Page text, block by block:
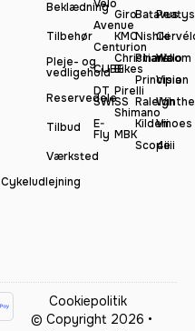
Beklædning
Tilbehør
Pleje- og
vedligehold
Reservedele
Tilbud
Værksted
Cykeludlejning
Velo
Avenue
Centurion
CUBE
DT
SWISS
E-
Fly
Giro
KMC
Christiania
Bikes
Pirelli
Shimano
MBK
Batavus
Nishiki
Pinarello
Principia
Raleigh
Kildemoes
Scope
Peatys
Woom
Vision
Vii
4iiii
Cookiepolitik
© Copyright 2026 •